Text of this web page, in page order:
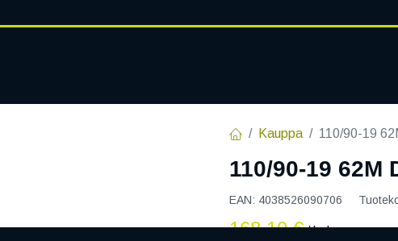
Kauppa 110/90-19
110/90-19 62M
EAN: 4038526090706
168,10€ / kpl